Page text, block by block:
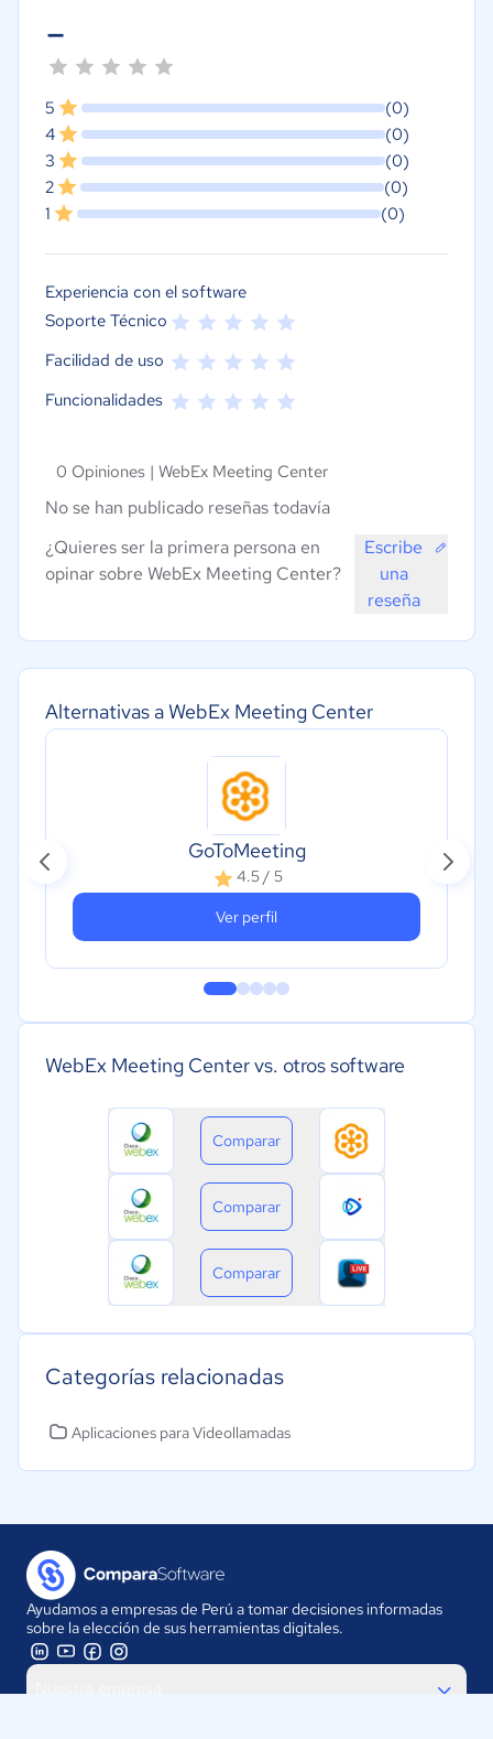
Alternativas a WebEx Meeting Center
GoToMeeting
4.5 / 5
Ver perfil
WebEx Meeting Center vs. otros software
Comparar
Comparar
Comparar
Categorías relacionadas
Aplicaciones para Videollamadas
-
5
(0)
4
(0)
3
(0)
2
(0)
1
(0)
Experiencia con el software
Soporte Técnico
Facilidad de uso
Funcionalidades
0 Opiniones | WebEx Meeting Center
No se han publicado reseñas todavía
¿Quieres ser la primera persona en
opinar sobre WebEx Meeting Center?
Escribe
una
reseña
Ayudamos a empresas de Perú a tomar decisiones informadas
sobre la elección de sus herramientas digitales.